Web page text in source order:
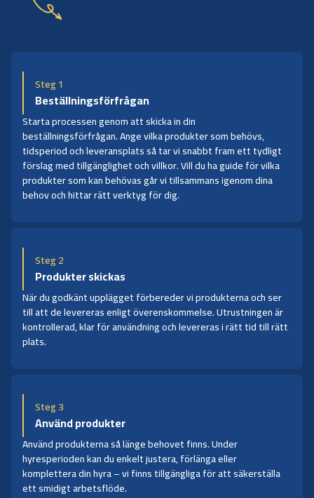
Steg 1
Beställningsförfrågan
Starta processen genom att skicka in din
beställningsförfrågan. Ange vilka produkter som behövs,
tidsperiod och leveransplats så tar vi snabbt fram ett tydligt
förslag med tillgänglighet och villkor. Vill du ha guide för vilka
produkter som kan behövas går vi tillsammans igenom dina
behov och hittar rätt verktyg för dig.
Steg 2
Produkter skickas
När du godkänt upplägget förbereder vi produkterna och ser
till att de levereras enligt överenskommelse. Utrustningen är
kontrollerad, klar för användning och levereras i rätt tid till rätt
plats.
Steg 3
Använd produkter
Använd produkterna så länge behovet finns. Under
hyresperioden kan du enkelt justera, förlänga eller
komplettera din hyra – vi finns tillgängliga för att säkerställa
ett smidigt arbetsflöde.